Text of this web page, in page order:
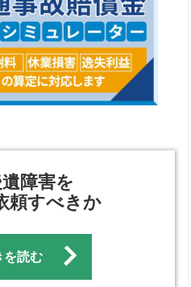
障害を
頼すべきか
を読む